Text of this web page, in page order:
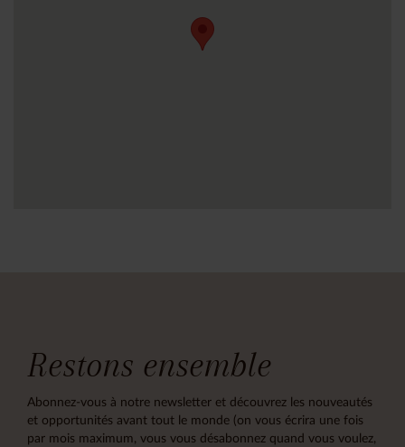
Restons ensemble
Abonnez-vous à notre newsletter et découvrez les nouveautés
et opportunités avant tout le monde (on vous écrira une fois
par mois maximum, vous vous désabonnez quand vous voulez,